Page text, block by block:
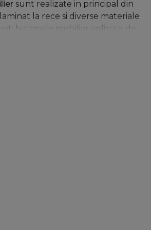
sunt realizate in principal din
la rece si diverse materiale
balamale mobilier aplicate de